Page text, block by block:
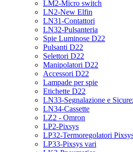
LM2-Micro switch
LN2-New Elfin
LN31-Contattori
LN32-Pulsanteria
Spie Luminose D22
Pulsanti D22
Selettori D22
Manipolatori D22
Accessori D22
Lampade per spie
Etichette D22
LN33-Segnalazione e
LN34-Cassette
LZ2 - Omron
LP2-Pixsys
LP32-Termoregolatori
LP33-Pixsys vari